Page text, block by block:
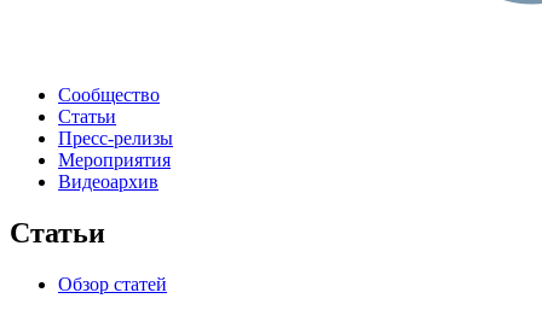
Сообщество
Статьи
Пресс-релизы
Мероприятия
Видеоархив
Статьи
Обзор статей